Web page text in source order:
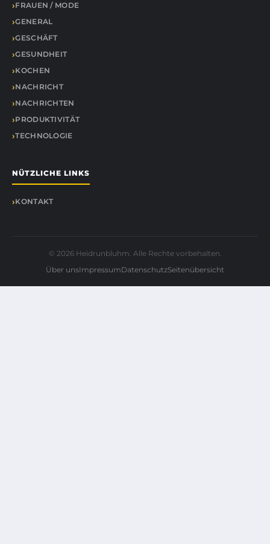
FRAUEN / MODE
GENERAL
GESCHÄFT
GESUNDHEIT
KOCHEN
NACHRICHT
NACHRICHTEN
PRODUKTIVITÄT
TECHNOLOGIE
NÜTZLICHE LINKS
KONTAKT
© 2026 Heidrunbluhm. Alle Rechte vorbehalten.
Über unsImpressumDatenschutzSeitenübersicht